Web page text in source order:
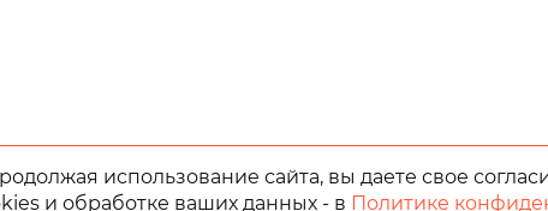
использование сайта, вы даете свое
и обработке ваших данных - в Политике